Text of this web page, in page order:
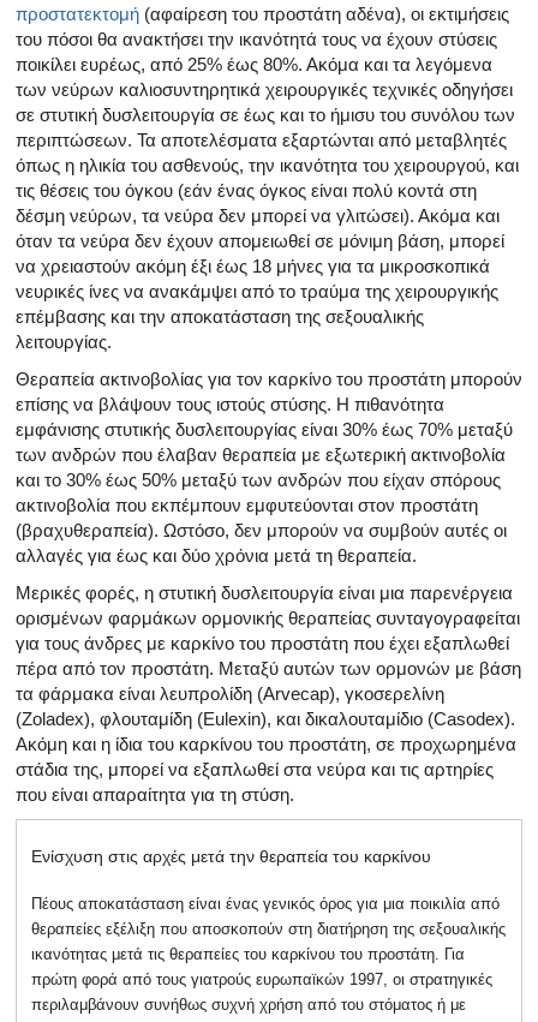
προστατεκτομή (αφαίρεση του προστάτη αδένα), οι εκτιμήσεις
του πόσοι θα ανακτήσει την ικανότητά τους να έχουν στύσεις
ποικίλει ευρέως, από 25% έως 80%. Ακόμα και τα λεγόμενα
των νεύρων καλιοσυντηρητικά χειρουργικές τεχνικές οδηγήσει
σε στυτική δυσλειτουργία σε έως και το ήμισυ του συνόλου των
περιπτώσεων. Τα αποτελέσματα εξαρτώνται από μεταβλητές
όπως η ηλικία του ασθενούς, την ικανότητα του χειρουργού, και
τις θέσεις του όγκου (εάν ένας όγκος είναι πολύ κοντά στη
δέσμη νεύρων, τα νεύρα δεν μπορεί να γλιτώσει). Ακόμα και
όταν τα νεύρα δεν έχουν απομειωθεί σε μόνιμη βάση, μπορεί
να χρειαστούν ακόμη έξι έως 18 μήνες για τα μικροσκοπικά
νευρικές ίνες να ανακάμψει από το τραύμα της χειρουργικής
επέμβασης και την αποκατάσταση της σεξουαλικής
λειτουργίας.
Θεραπεία ακτινοβολίας για τον καρκίνο του προστάτη μπορούν
επίσης να βλάψουν τους ιστούς στύσης. Η πιθανότητα
εμφάνισης στυτικής δυσλειτουργίας είναι 30% έως 70% μεταξύ
των ανδρών που έλαβαν θεραπεία με εξωτερική ακτινοβολία
και το 30% έως 50% μεταξύ των ανδρών που είχαν σπόρους
ακτινοβολία που εκπέμπουν εμφυτεύονται στον προστάτη
(βραχυθεραπεία). Ωστόσο, δεν μπορούν να συμβούν αυτές οι
αλλαγές για έως και δύο χρόνια μετά τη θεραπεία.
Μερικές φορές, η στυτική δυσλειτουργία είναι μια παρενέργεια
ορισμένων φαρμάκων ορμονικής θεραπείας συνταγογραφείται
για τους άνδρες με καρκίνο του προστάτη που έχει εξαπλωθεί
πέρα ​​από τον προστάτη. Μεταξύ αυτών των ορμονών με βάση
τα φάρμακα είναι λευπρολίδη (Arvecap), γκοσερελίνη
(Zoladex), φλουταμίδη (Eulexin), και δικαλουταμίδιο (Casodex).
Ακόμη και η ίδια του καρκίνου του προστάτη, σε προχωρημένα
στάδια της, μπορεί να εξαπλωθεί στα νεύρα και τις αρτηρίες
που είναι απαραίτητα για τη στύση.
Ενίσχυση στις αρχές μετά την θεραπεία του καρκίνου
Πέους αποκατάσταση είναι ένας γενικός όρος για μια ποικιλία από
θεραπείες εξέλιξη που αποσκοπούν στη διατήρηση της σεξουαλικής
ικανότητας μετά τις θεραπείες του καρκίνου του προστάτη. Για
πρώτη φορά από τους γιατρούς ευρωπαϊκών 1997, οι στρατηγικές
περιλαμβάνουν συνήθως συχνή χρήση από του στόματος ή με